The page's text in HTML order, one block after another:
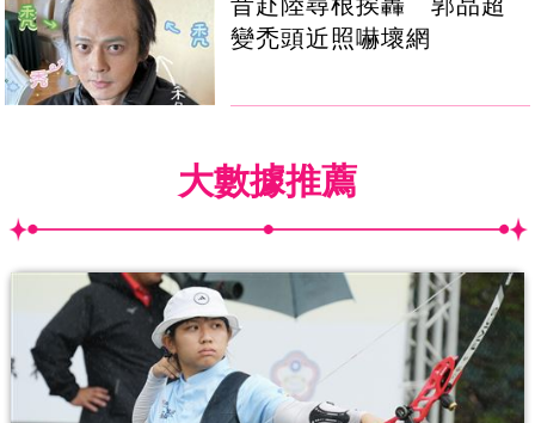
變禿頭近照嚇壞網
大數據推薦